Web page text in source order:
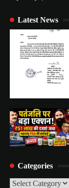
Latest News
Categories
Categories